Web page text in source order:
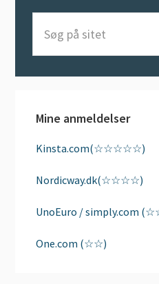
sitet
Mine anmeldelser
Kinsta.com(☆☆☆☆☆)
Nordicway.dk(☆☆☆☆)
UnoEuro / simply.com
One.com (☆☆)